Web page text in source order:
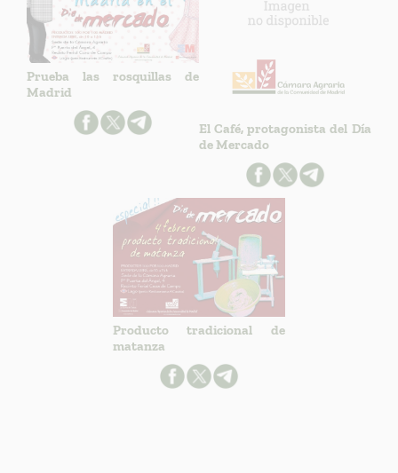
Prueba las rosquillas de
Madrid
El Café, protagonista del Día
de Mercado
Producto tradicional de
matanza